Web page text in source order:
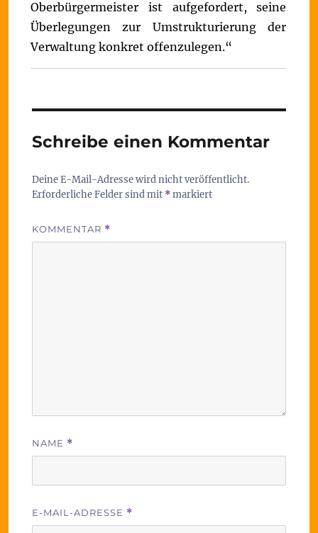
Oberbürgermeister ist aufgefordert, seine
Überlegungen zur Umstrukturierung der
Verwaltung konkret offenzulegen.“
Schreibe einen Kommentar
Deine E-Mail-Adresse wird nicht veröffentlicht.
Erforderliche Felder sind mit *markiert
KOMMENTAR *
NAME *
E-MAIL-ADRESSE *